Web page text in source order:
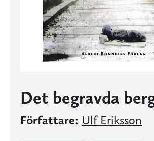
Det begravda
Författare: Ulf Eriksson